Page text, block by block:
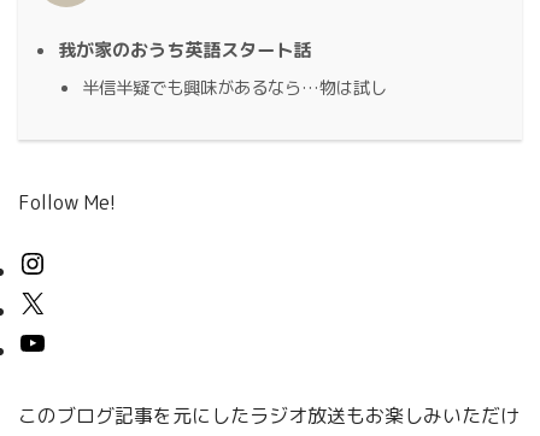
我が家のおうち英語スタート話
半信半疑でも興味があるなら…物は試し
Follow Me!
このブログ記事を元にしたラジオ放送もお楽しみいただけ